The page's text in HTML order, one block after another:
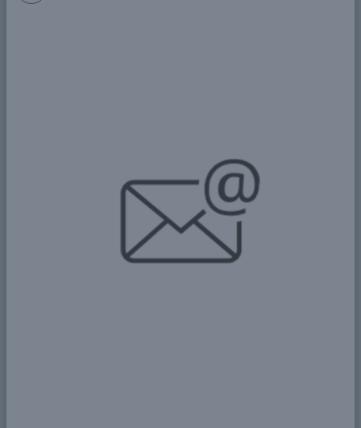
Specialist in International Economics and
متخصصة في الاقتصاد الدولي والتجارة